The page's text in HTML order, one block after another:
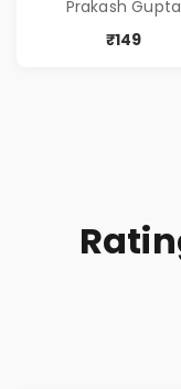
Prakash Gupta
₹149